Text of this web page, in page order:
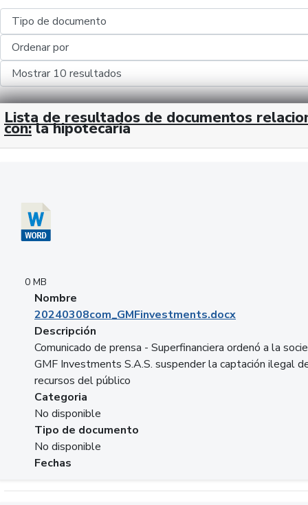
Lista de resultados de documentos
con: la hipotecaria
0 MB
Nombre
20240308com_GMFinvestments.docx
Descripción
Comunicado de prensa - Superfinanciera ordenó a la
GMF Investments S.A.S. suspender la captación ilegal
recursos del público
Categoria
No disponible
Tipo de documento
No disponible
Fechas